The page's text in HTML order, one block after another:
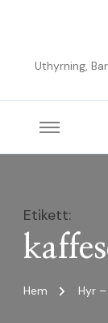
Uthyrning,
Etikett:
Hem Hyr